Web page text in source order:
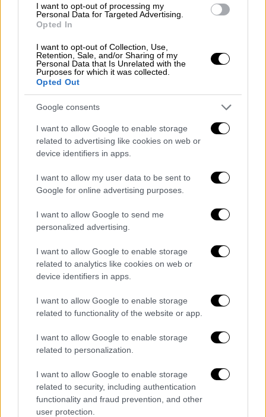
I want to opt-out of processing my
Personal Data for Targeted Advertising.
Opted In
I want to opt-out of Collection, Use,
Retention, Sale, and/or Sharing of my
Personal Data that Is Unrelated with the
Purposes for which it was collected.
Opted Out
Google consents
I want to allow Google to enable storage
related to advertising like cookies on web or
device identifiers in apps.
I want to allow my user data to be sent to
Google for online advertising purposes.
I want to allow Google to send me
personalized advertising.
I want to allow Google to enable storage
related to analytics like cookies on web or
device identifiers in apps.
I want to allow Google to enable storage
related to functionality of the website or app.
I want to allow Google to enable storage
related to personalization.
I want to allow Google to enable storage
related to security, including authentication
functionality and fraud prevention, and other
user protection.
επικουρικών συντάξεων Ιουνίου 2026,
στις29 Μαΐου
3.030.000 ευρώ σε 8.250 δικαιούχους
για την πληρωμή προκαταβολών
συντάξεων ν. 4778/2021 Ιουνίου 2026,
από τις25 έως τις 29 Μαΐου
καταβληθούν 13.000.000 ευρώ σε 700
αποφάσεων για εφάπαξ και
στις 29 Μαΐου , θα καταβληθούν
για την επιστροφή εισφορών μη
μισθωτών.
Από τηΔΥΠΑθα καταβληθούν:
15.000.000 ευρώ σε 25.000 δικαιούχους
για επιδόματα ανεργίας και λοιπά
επιδόματα,
12.000.000 ευρώ σε 17.000 μητέρες για
επιδοτούμενη άδεια μητρότητας,
18.000.000 ευρώ σε 17.000 δικαιούχους
στο πλαίσιο επιδοτούμενων
προγραμμάτων απασχόλησης και
400.000 ευρώ σε 60 δικαιούχους φορείς
για την πληρωμή εισφορών
προγραμμάτων κοινωφελούς χαρακτήρα.